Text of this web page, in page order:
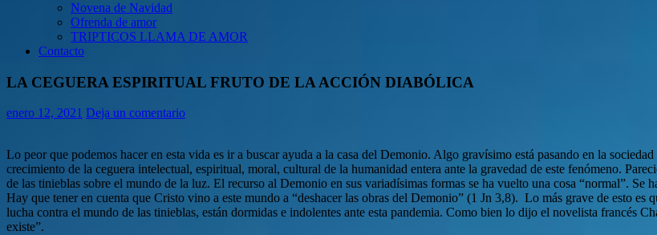
Novena de Navidad
Ofrenda de amor
TRIPTICOS LLAMA DE AMOR
Contacto
LA CEGUERA ESPIRITUAL FRUTO DE LA ACCIÓN DIABÓLICA
enero 12, 2021 Deja un comentario
Lo peor que podemos hacer en esta vida es ir a buscar ayuda a la casa del Demonio. Algo gravísimo está pasando en la
crecimiento de la ceguera intelectual, espiritual, moral, cultural de la humanidad entera ante la gravedad de este fenómeno.
de las tinieblas sobre el mundo de la luz. El recurso al Demonio en sus variadísimas formas se ha vuelto una cosa “normal”. Se
Hay que tener en cuenta que Cristo vino a este mundo a “deshacer las obras del Demonio” (1 Jn 3,8). Lo más grave de esto es
lucha contra el mundo de las tinieblas, están dormidas e indolentes ante esta pandemia. Como bien lo dijo el novelista francés
existe”.